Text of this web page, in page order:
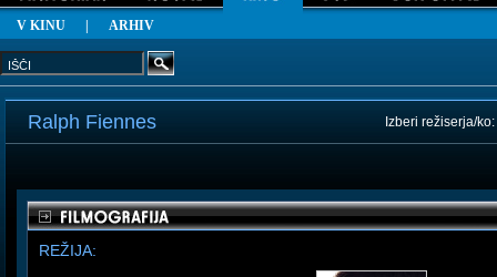
V KINU ARHIV
Ralph Fiennes Izberi režiserja/ko:
REŽIJA: